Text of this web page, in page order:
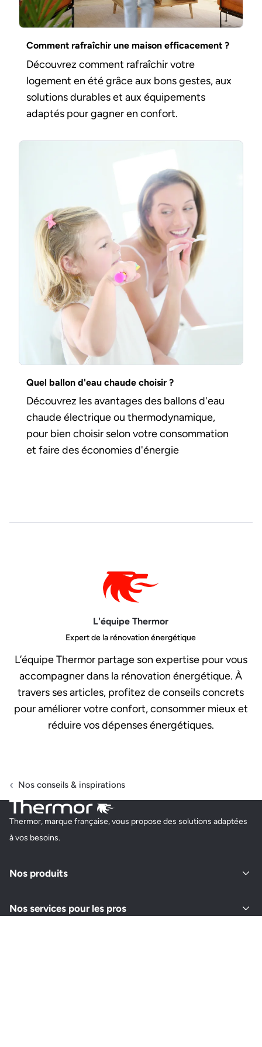
Comment rafraîchir une maison efficacement ?
Découvrez comment rafraîchir votre
logement en été grâce aux bons gestes, aux
solutions durables et aux équipements
adaptés pour gagner en confort.
Quel ballon d'eau chaude choisir ?
Découvrez les avantages des ballons d'eau
chaude électrique ou thermodynamique,
pour bien choisir selon votre consommation
et faire des économies d'énergie
L'équipe Thermor
Expert de la rénovation énergétique
L’équipe Thermor partage son expertise pour vous
accompagner dans la rénovation énergétique. À
travers ses articles, profitez de conseils concrets
pour améliorer votre confort, consommer mieux et
réduire vos dépenses énergétiques.
Nos conseils & inspirations
Thermor, marque française, vous propose des solutions adaptées
à vos besoins.
Nos produits
Nos services pour les pros